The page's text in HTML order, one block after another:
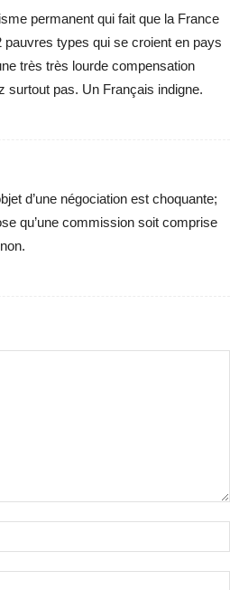
permanent qui fait que la France
pauvres types qui se croient en pays
très très lourde compensation
surtout pas. Un Français indigne.
d’une négociation est choquante;
qu’une commission soit comprise